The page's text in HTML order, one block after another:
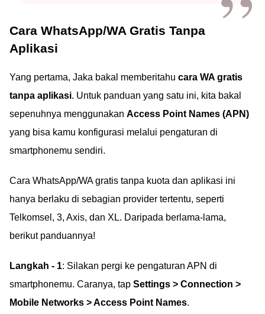
Cara WhatsApp/WA Gratis Tanpa
Aplikasi
Yang pertama, Jaka bakal memberitahu cara WA gratis
tanpa aplikasi. Untuk panduan yang satu ini, kita bakal
sepenuhnya menggunakan Access Point Names (APN)
yang bisa kamu konfigurasi melalui pengaturan di
smartphonemu sendiri.
Cara WhatsApp/WA gratis tanpa kuota dan aplikasi ini
hanya berlaku di sebagian provider tertentu, seperti
Telkomsel, 3, Axis, dan XL. Daripada berlama-lama,
berikut panduannya!
Langkah - 1: Silakan pergi ke pengaturan APN di
smartphonemu. Caranya, tap Settings > Connection >
Mobile Networks > Access Point Names.